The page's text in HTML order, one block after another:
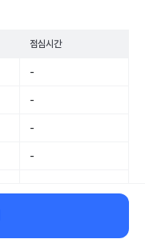
점심시간
-
-
-
-
-